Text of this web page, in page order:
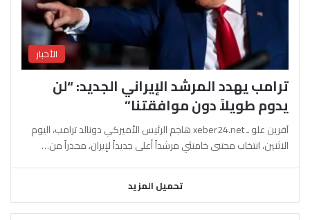
الأخبار
ترامب يهدد المرشد الإيراني الجديد: “لن
يدوم طويلاً دون موافقتنا”
آفرين علو ـ xeber24.net هاجم الرئيس الأميركي دونالد ترامب، اليوم
الاثنين، انتخاب مجتبى خامنئي مرشداً أعلى جديداً لإيران، محذراً من…
تحميل المزيد